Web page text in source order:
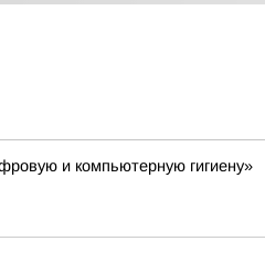
и компьютерную гигиену»